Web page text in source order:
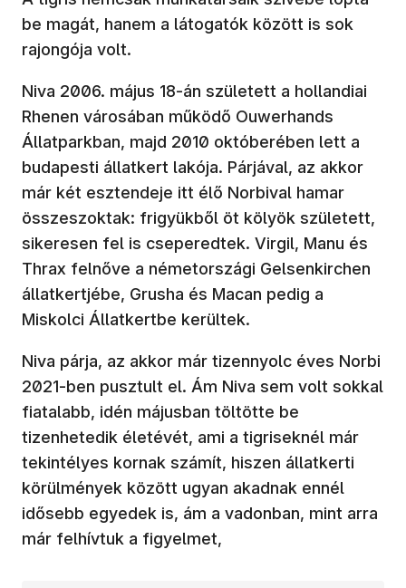
be magát, hanem a látogatók között is sok
rajongója volt.
Niva 2006. május 18-án született a hollandiai
Rhenen városában működő Ouwerhands
Állatparkban, majd 2010 októberében lett a
budapesti állatkert lakója. Párjával, az akkor
már két esztendeje itt élő Norbival hamar
összeszoktak: frigyükből öt kölyök született,
sikeresen fel is cseperedtek. Virgil, Manu és
Thrax felnőve a németországi Gelsenkirchen
állatkertjébe, Grusha és Macan pedig a
Miskolci Állatkertbe kerültek.
Niva párja, az akkor már tizennyolc éves Norbi
2021-ben pusztult el. Ám Niva sem volt sokkal
fiatalabb, idén májusban töltötte be
tizenhetedik életévét, ami a tigriseknél már
tekintélyes kornak számít, hiszen állatkerti
körülmények között ugyan akadnak ennél
idősebb egyedek is, ám a vadonban, mint arra
már felhívtuk a figyelmet,